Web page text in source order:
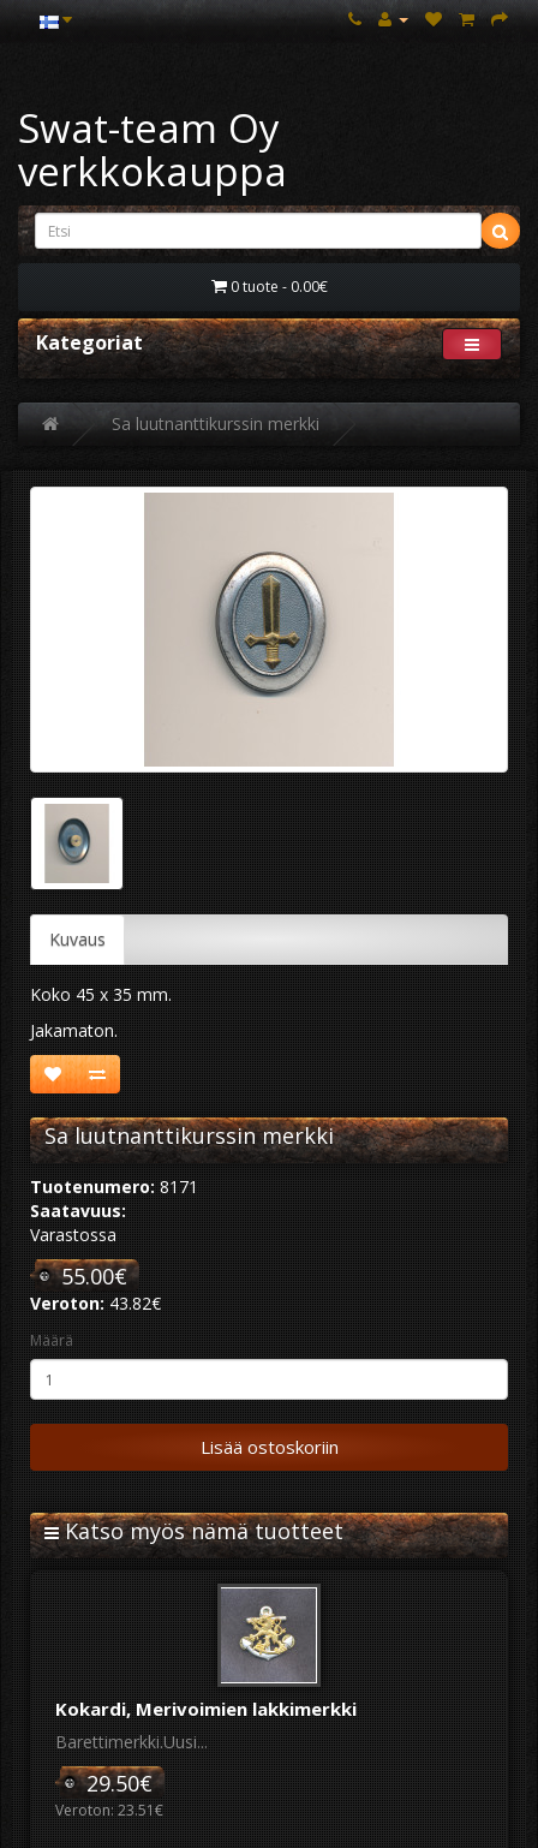
Swat-team Oy
verkkokauppa
0 tuote - 0.00€
Kategoriat
Sa luutnanttikurssin merkki
Kuvaus
Koko 45 x 35 mm.
Jakamaton.
Sa luutnanttikurssin merkki
Tuotenumero:8171
Saatavuus:
Varastossa
55.00€
Veroton:43.82€
Määrä
Lisää ostoskoriin
Katso myös nämä tuotteet
Kokardi, Merivoimien lakkimerkki
Barettimerkki.Uusi...
29.50€
Veroton: 23.51€